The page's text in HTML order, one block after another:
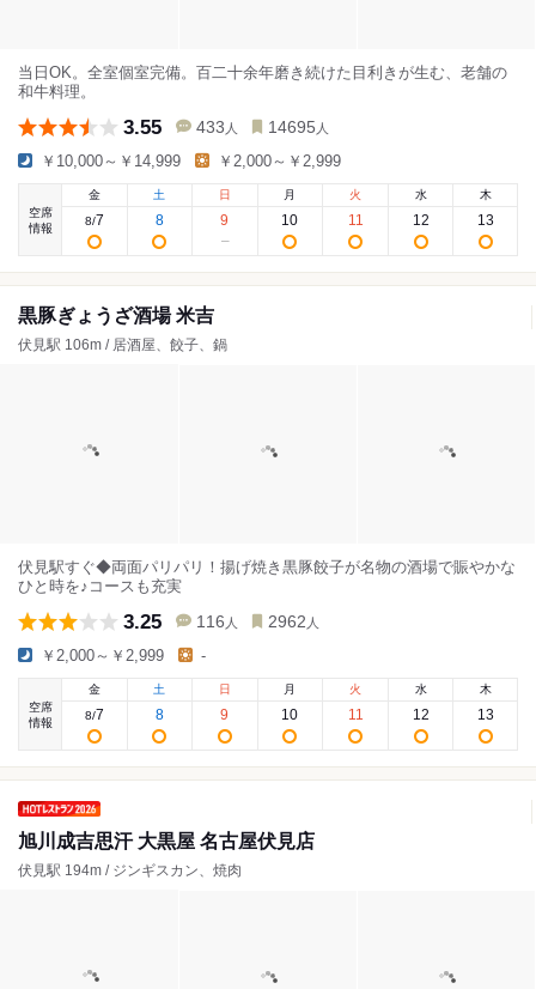
当日OK。全室個室完備。百二十余年磨き続けた目利きが生む、老舗の
和牛料理。
3.55 433 人 14695 人
￥10,000～￥14,999 ￥2,000～￥2,999
空席
情報
金
8/7
土
8
日
9
月
10
火
11
水
12
木
13
黒豚ぎょうざ酒場 米吉
伏見駅 106m / 居酒屋、餃子、鍋
伏見駅すぐ◆両面パリパリ！揚げ焼き黒豚餃子が名物の酒場で賑やかな
ひと時を♪コースも充実
3.25 116 人 2962 人
￥2,000～￥2,999 -
空席
情報
金
8/7
土
8
日
9
月
10
火
11
水
12
木
13
旭川成吉思汗 大黒屋 名古屋伏見店
伏見駅 194m / ジンギスカン、焼肉